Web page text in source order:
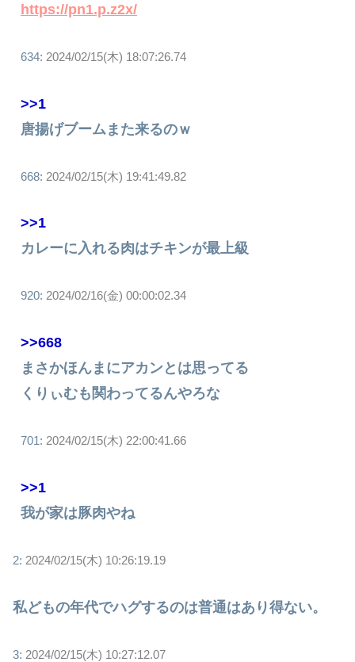
https://pn1.p.z2x/
634: 2024/02/15(木) 18:07:26.74
>>1
唐揚げブームまた来るのｗ
668: 2024/02/15(木) 19:41:49.82
>>1
カレーに入れる肉はチキンが最上級
920: 2024/02/16(金) 00:00:02.34
>>668
まさかほんまにアカンとは思ってる
くりぃむも関わってるんやろな
701: 2024/02/15(木) 22:00:41.66
>>1
我が家は豚肉やね
2: 2024/02/15(木) 10:26:19.19
私どもの年代でハグするのは普通はあり得ない。
3: 2024/02/15(木) 10:27:12.07